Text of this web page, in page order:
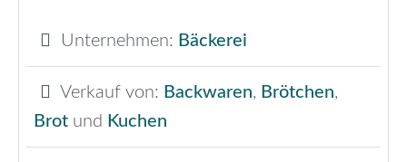
Unternehmen: Bäckerei
Verkauf von: Backwaren, Brötchen,
Brot und Kuchen